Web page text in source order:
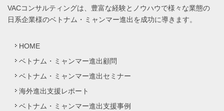
VACコンサルティングは、豊富な経験とノウハウで様々な業態の
日系企業様のベトナム・ミャンマー進出を成功に導きます。
HOME
ベトナム・ミャンマー進出顧問
ベトナム・ミャンマー進出セミナー
海外進出支援レポート
ベトナム・ミャンマー進出支援事例